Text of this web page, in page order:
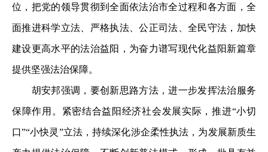
位，把党的领导贯彻到全面依法治市全过程和各方面，全
面推进科学立法、严格执法、公正司法、全民守法，加快
建设更高水平的法治益阳，为奋力谱写现代化益阳新篇章
提供坚强法治保障。
胡安邦强调，要创新思路方法，进一步发挥法治服务
保障作用。紧密结合益阳经济社会发展实际，推进“小切
口”“小快灵”立法，持续深化涉企柔性执法，为发展新质生